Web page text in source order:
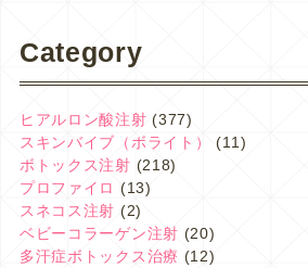
Category
ヒアルロン酸注射 (377)
スキンバイブ（ボライト）
(11)
ボトックス注射 (218)
プロファイロ (13)
スネコス注射 (2)
ベビーコラーゲン注射 (20)
多汗症ボトックス治療 (12)